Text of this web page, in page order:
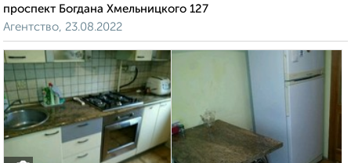
проспект Богдана Хмельницкого 127
Агентство, 23.08.2022